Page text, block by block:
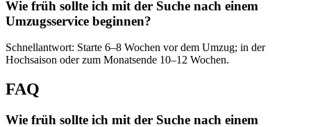
Wie früh sollte ich mit der Suche nach einem
Umzugsservice beginnen?
Schnellantwort: Starte 6–8 Wochen vor dem Umzug; in der
Hochsaison oder zum Monatsende 10–12 Wochen.
FAQ
Wie früh sollte ich mit der Suche nach einem